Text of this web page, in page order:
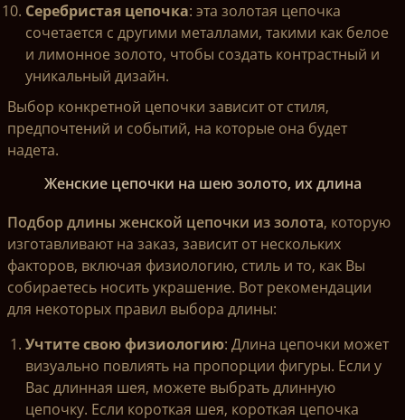
Серебристая цепочка: эта золотая цепочка
сочетается с другими металлами, такими как белое
и лимонное золото, чтобы создать контрастный и
уникальный дизайн.
Выбор конкретной цепочки зависит от стиля,
предпочтений и событий, на которые она будет
надета.
Женские цепочки на шею золото, их длина
Подбор длины женской цепочки из золота, которую
изготавливают на заказ, зависит от нескольких
факторов, включая физиологию, стиль и то, как Вы
собираетесь носить украшение. Вот рекомендации
для некоторых правил выбора длины:
Учтите свою физиологию: Длина цепочки может
визуально повлиять на пропорции фигуры. Если у
Вас длинная шея, можете выбрать длинную
цепочку. Если короткая шея, короткая цепочка